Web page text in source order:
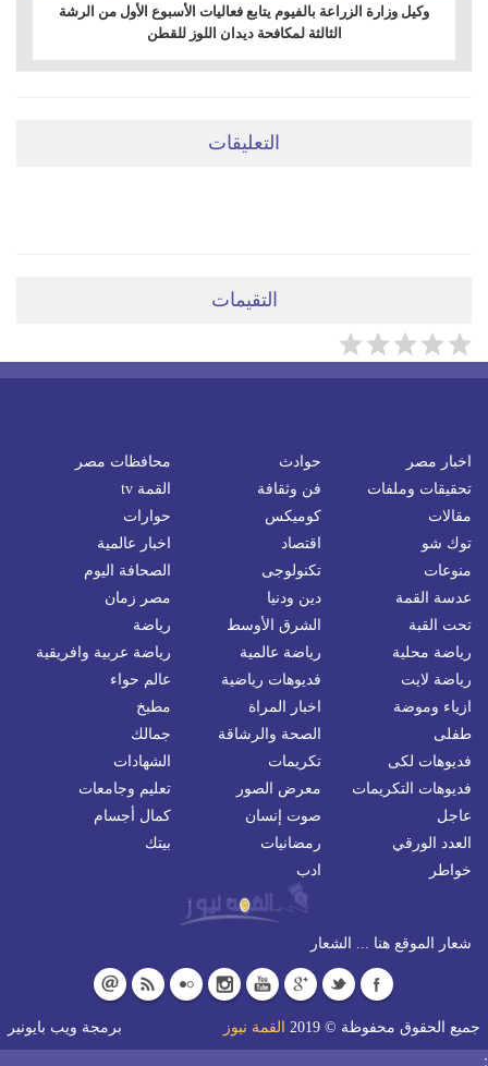
وكيل وزارة الزراعة بالفيوم يتابع فعاليات الأسبوع الأول من الرشة
الثالثة لمكافحة ديدان اللوز للقطن
التعليقات
التقيمات
اخبار مصر حوادث
محافظات مصر
تحقيقات وملفات
فن وثقافة
القمة tv
مقالات
كوميكس
حوارات
توك شو
اقتصاد
اخبار عالمية
منوعات
تكنولوجى
الصحافة اليوم
عدسة القمة
دين ودنيا
مصر زمان
تحت القبة
الشرق الأوسط
رياضة
رياضة محلية
رياضة عالمية
رياضة عربية وافريقية
رياضة لايت
فديوهات رياضية
عالم حواء
ازياء وموضة
اخبار المراة
مطبخ
طفلى
الصحة والرشاقة
جمالك
فديوهات لكى
تكريمات
الشهادات
فديوهات التكريمات
معرض الصور
تعليم وجامعات
عاجل
صوت إنسان
كمال أجسام
العدد الورقي
رمضانيات
بيتك
خواطر
ادب
شعار الموقع هنا ... الشعار
جميع الحقوق محفوظة © 2019 القمة نيوز برمجة ويب بايونير
;